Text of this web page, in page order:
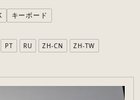
キーボード
PT RU ZH-CN ZH-TW